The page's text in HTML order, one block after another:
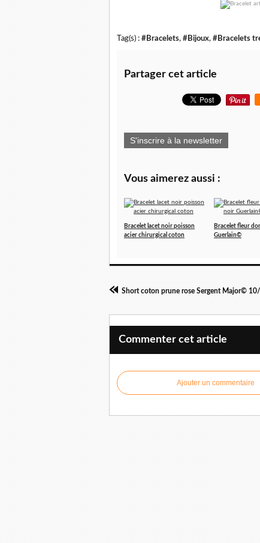
Tag(s) : #Bracelets, #Bijoux, #Bracelets
Partager cet article
S'inscrire à la newsletter
Vous aimerez aussi :
Bracelet lacet noir poisson
acier chirurgical coton
Bracelet fleur
Guerlain©
Short coton prune rose Sergent Major©
Commenter cet article
Ajouter un commentaire